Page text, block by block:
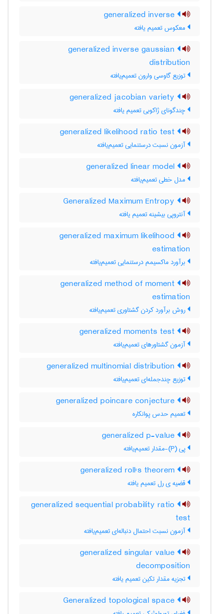
معکوس تعمیم یافته
generalized inverse gaussian
distribution
توزیع گاوسی وارون تعمیم‌یافته
چندگونای ژاکوبی تعمیم یافته
آزمون نسبت درستنمایی تعمیم‌یافته
مدل خطی تعمیم‌یافته
آنتروپی بیشینه تعمیم یافته
generalized maximum likelihood
estimation
برآورد ماکسیمم درستنمایی تعمیم‌یافته
generalized method of moment
estimation
روش برآورد کردن گشتاوری تعمیم‌یافته
آزمون گشتاورهای تعمیم‌یافته
توزیع چندجمله‌ای تعمیم‌یافته
تعمیم حدس پوانکاره
پی (P)-مقدار تعمیم‌یافته
قضیه ی رل تعمیم یافته
generalized sequential probability ratio
test
آزمون نسبت احتمال دنباله‌ای تعمیم‌یافته
generalized singular value
decomposition
تجزیه مقدار تکین تعمیم یافته